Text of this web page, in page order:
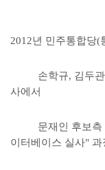
2012년 민주통합당(
손학규, 김두관
사에서
문재인 후보측 IT
이터베이스 실사" 과